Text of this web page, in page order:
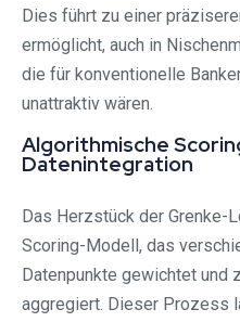
Dies führt zu einer
ermöglicht, auch in
die für konventionelle
unattraktiv wären.
Algorithmische
Datenintegration
Das Herzstück der Grenke-
Scoring-Modell, das
Datenpunkte gewichtet und
aggregiert. Dieser Prozess